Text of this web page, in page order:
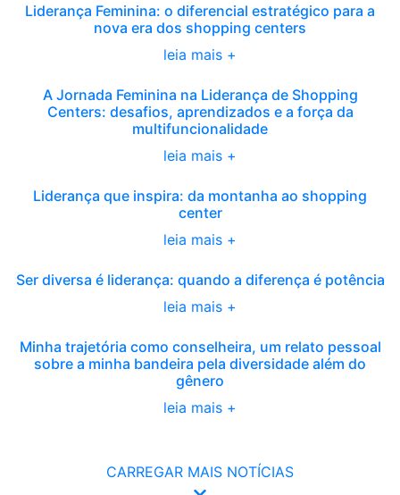
Liderança Feminina: o diferencial estratégico para a
nova era dos shopping centers
leia mais +
A Jornada Feminina na Liderança de Shopping
Centers: desafios, aprendizados e a força da
multifuncionalidade
leia mais +
Liderança que inspira: da montanha ao shopping
center
leia mais +
Ser diversa é liderança: quando a diferença é potência
leia mais +
Minha trajetória como conselheira, um relato pessoal
sobre a minha bandeira pela diversidade além do
gênero
leia mais +
CARREGAR MAIS NOTÍCIAS